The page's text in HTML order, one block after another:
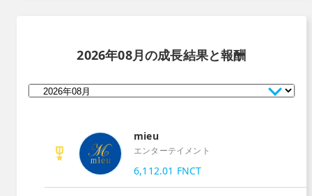
2026年08月の成長結果と報酬
mieu
エンターテイメント
6,112.01 FNCT